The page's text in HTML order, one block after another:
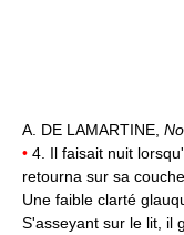
A. DE LAMARTINE,
• 4. Il faisait nuit
retourna sur sa
Une faible clarté
S'asseyant sur le lit, il